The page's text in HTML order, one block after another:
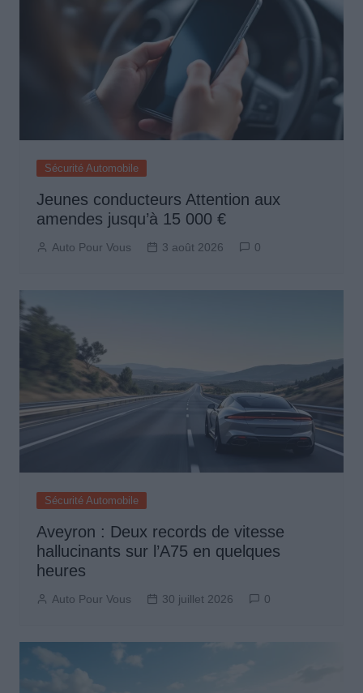
Sécurité Automobile
Jeunes conducteurs Attention aux
amendes jusqu’à 15 000 €
Auto Pour Vous 3 août 2026 0
Sécurité Automobile
Aveyron : Deux records de vitesse
hallucinants sur l’A75 en quelques
heures
Auto Pour Vous 30 juillet 2026 0